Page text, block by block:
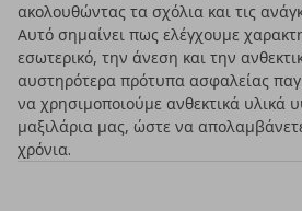
ακολουθώντας τα σχόλια και τις
Αυτό σημαίνει πως ελέγχουμε
εσωτερικό, την άνεση και την
αυστηρότερα πρότυπα ασφαλείας
να χρησιμοποιούμε ανθεκτικά υλικά
μαξιλάρια μας, ώστε να
χρόνια.